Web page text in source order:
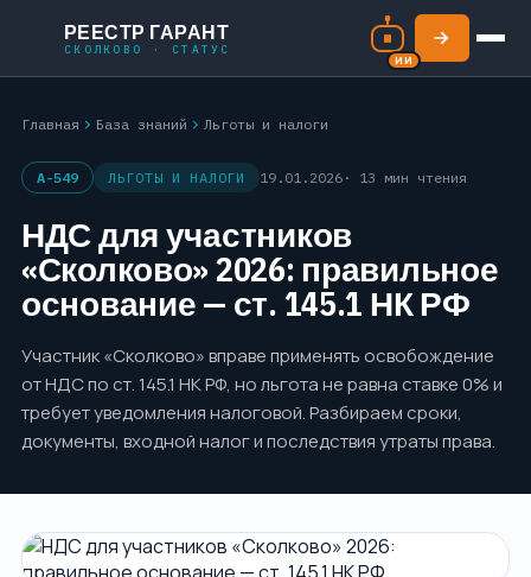
РЕЕСТР ГАРАНТ
СКОЛКОВО · СТАТУС
ДОПОЛНИТЕЛЬНО
Главная chevron_right База знаний chevron_right Льготы и налоги
A-549 ЛЬГОТЫ И НАЛОГИ 19.01.2026· 13 мин чтения
НДС для участников
«Сколково» 2026: правильное
основание — ст. 145.1 НК РФ
Участник «Сколково» вправе применять освобождение
от НДС по ст. 145.1 НК РФ, но льгота не равна ставке 0% и
требует уведомления налоговой. Разбираем сроки,
документы, входной налог и последствия утраты права.